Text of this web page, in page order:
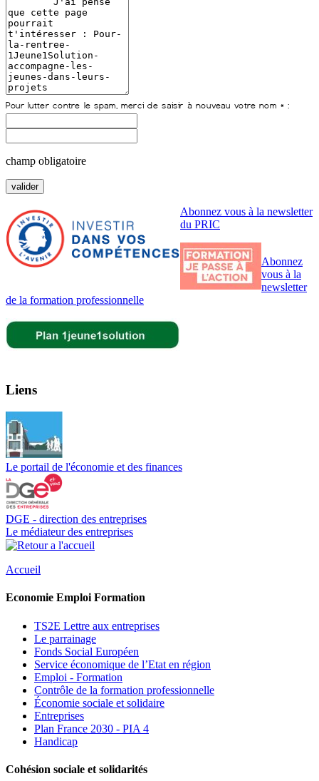
champ obligatoire
Abonnez vous à la newsletter
du PRIC
Abonnez
vous à la
newsletter
de la formation professionnelle
Liens
Le portail de l'économie et des finances
DGE - direction des entreprises
Le médiateur des entreprises
Accueil
Economie Emploi Formation
TS2E Lettre aux entreprises
Le parrainage
Fonds Social Européen
Service économique de l’Etat en région
Emploi - Formation
Contrôle de la formation professionnelle
Économie sociale et solidaire
Entreprises
Plan France 2030 - PIA 4
Handicap
Cohésion sociale et solidarités